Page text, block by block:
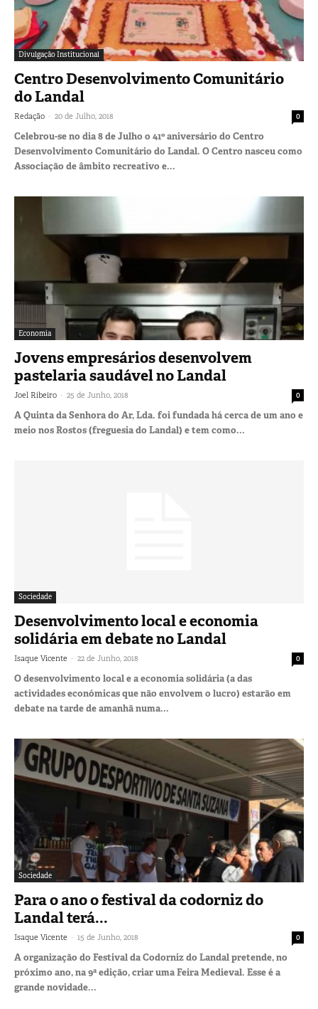
Divulgação Institucional
Centro Desenvolvimento Comunitário
do Landal
Redação - 20 de Julho, 2018 0
Celebrou-se no dia 8 de Julho o 41º aniversário do Centro
Desenvolvimento Comunitário do Landal. O Centro nasceu como
Associação de âmbito recreativo e...
Economia
Jovens empresários desenvolvem
pastelaria saudável no Landal
Joel Ribeiro - 25 de Junho, 2018 0
A Quinta da Senhora do Ar, Lda. foi fundada há cerca de um ano e
meio nos Rostos (freguesia do Landal) e tem como...
Sociedade
Desenvolvimento local e economia
solidária em debate no Landal
Isaque Vicente - 22 de Junho, 2018 0
O desenvolvimento local e a economia solidária (a das
actividades económicas que não envolvem o lucro) estarão em
debate na tarde de amanhã numa...
Sociedade
Para o ano o festival da codorniz do
Landal terá...
Isaque Vicente - 15 de Junho, 2018 0
A organização do Festival da Codorniz do Landal pretende, no
próximo ano, na 9ª edição, criar uma Feira Medieval. Esse é a
grande novidade...